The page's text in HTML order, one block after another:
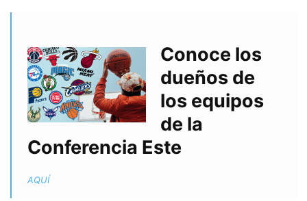
Conoce los
dueños de
los equipos
de la
Conferencia Este
AQUÍ